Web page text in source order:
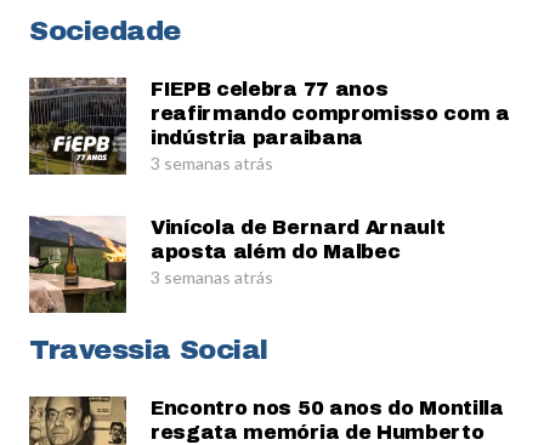
Sociedade
FIEPB celebra 77 anos
reafirmando compromisso com a
indústria paraibana
3 semanas atrás
Vinícola de Bernard Arnault
aposta além do Malbec
3 semanas atrás
Travessia Social
Encontro nos 50 anos do Montilla
resgata memória de Humberto